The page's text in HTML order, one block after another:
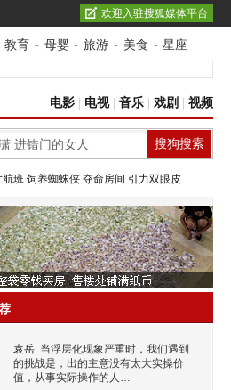
欢迎入驻搜狐媒体平台
教育 - 母婴 - 旅游 - 美食 - 星座
电影 电视| 音乐 戏剧 视频
航班 饲养蜘蛛侠 夺命房间 引力双眼皮
袁岳 当浮层化现象严重时，我们遇到
的挑战是，出的主意没有太大实操价
值，从事实际操作的人…